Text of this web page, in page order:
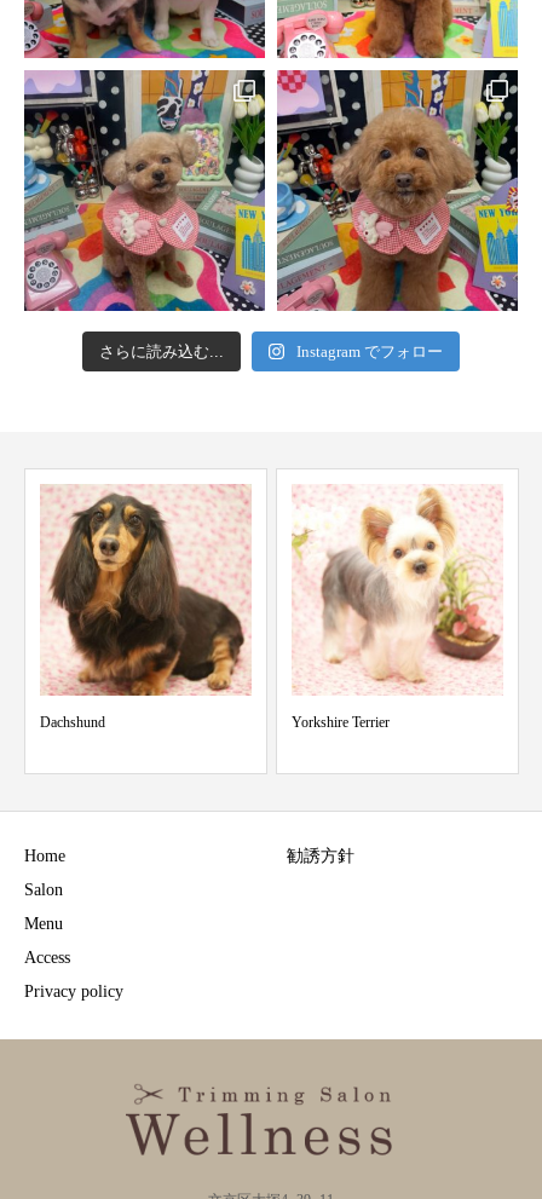
さらに読み込む... Instagram でフォロー
Dachshund Yorkshire Terrier
Home
Salon
Menu
Access
Privacy policy
勧誘方針